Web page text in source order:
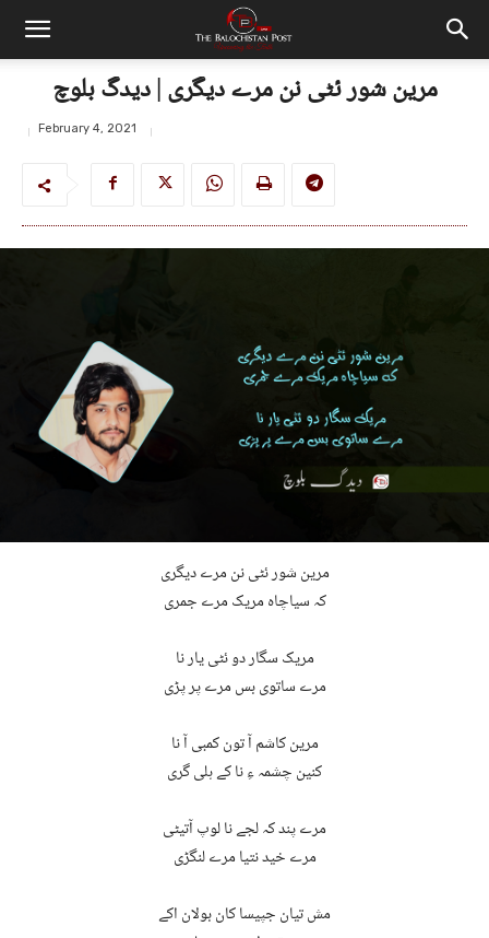
مرین شور ئٹی نن مرے دیگری | دیدگ بلوچ
February 4, 2021
مرین شور ئٹی نن مرے دیگری
کہ سیاچاہ مریک مرے جمری
مریک سگار دو ئٹی یار نا
مرے ساتوی بس مرے پر پڑی
مرین کاشم آ تون کمبی آ نا
کنین چشمہ ءِ نا کے ہلی گری
مرے پند کہ لجے نا لوپ آتیٹی
مرے خید نتیا مرے لنگڑی
مش تیان جپیسا کان بولان اکے